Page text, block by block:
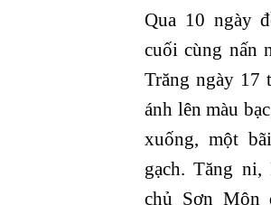
Qua 10 ngày
cuối cùng nấn
Trăng ngày 17
ánh lên màu
xuống, một
gạch. Tăng
chủ Sơn Môn